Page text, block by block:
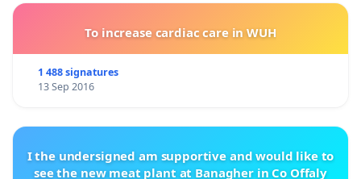
To increase cardiac care in WUH
1 488 signatures
13 Sep 2016
I the undersigned am supportive and would like to
see the new meat plant at Banagher in Co Offaly